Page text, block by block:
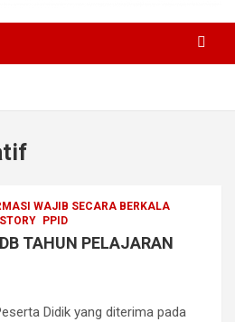
WAJIB SECARA BERKALA
PPID
TAHUN PELAJARAN
Didik yang diterima pada